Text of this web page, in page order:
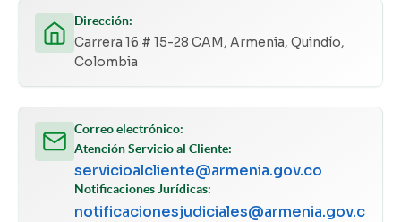
Dirección:
Carrera 16 # 15-28 CAM, Armenia, Quindío,
Colombia
Correo electrónico:
Atención Servicio al Cliente:
servicioalcliente@armenia.gov.co
Notificaciones Jurídicas:
notificacionesjudiciales@armenia.gov.c